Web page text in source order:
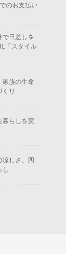
のお支払い
で日差しを
「スタイル
家族の生命
り
暮らしを実
涼しさ。四
し